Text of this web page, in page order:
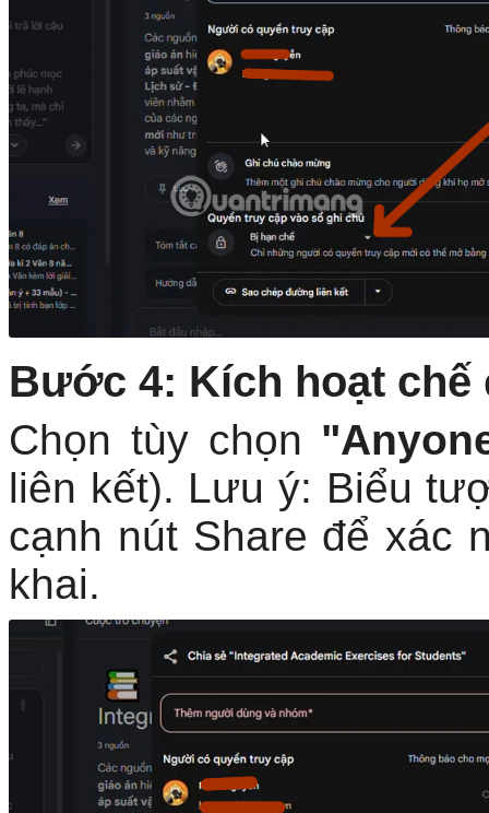
Bước 4: Kích hoạt chế
Chọn tùy chọn
liên kết). Lưu ý: Biểu
cạnh nút Share để xác
khai.